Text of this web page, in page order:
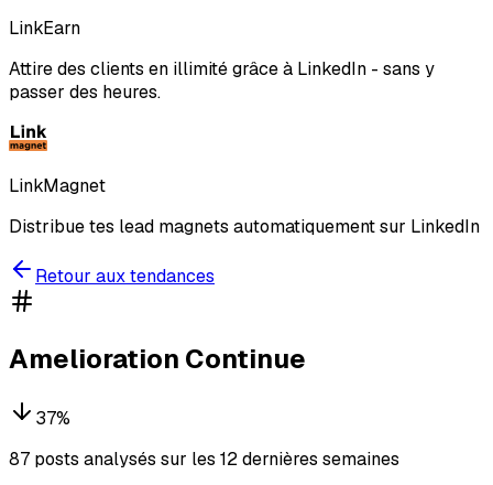
LinkEarn
Attire des clients en illimité grâce à LinkedIn - sans y
passer des heures.
LinkMagnet
Distribue tes lead magnets automatiquement sur LinkedIn
Retour aux tendances
Amelioration Continue
37%
87 posts analysés sur les 12 dernières semaines